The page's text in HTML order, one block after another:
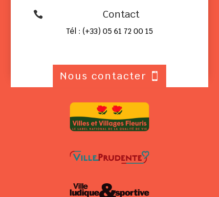
 Contact
Tél : (+33) 05 61 72 00 15
Nous contacter